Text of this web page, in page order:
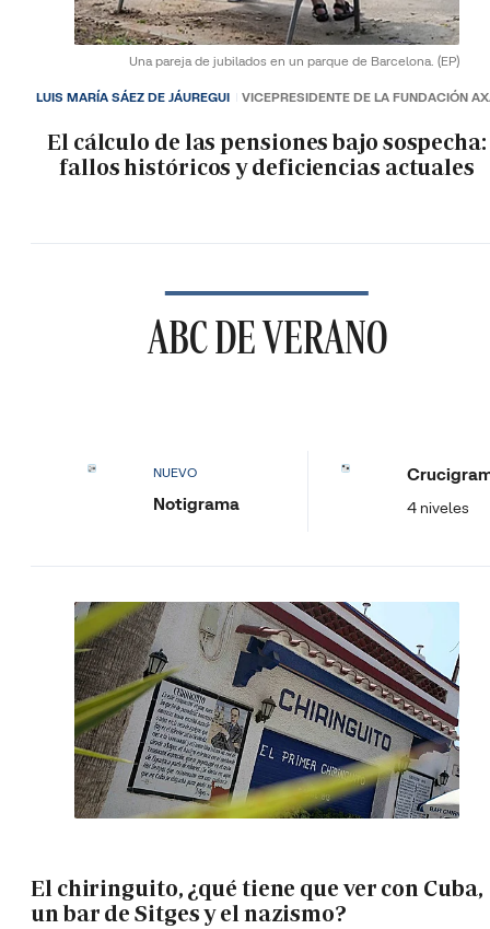
Una pareja de jubilados en un parque de Barcelona. (EP)
El cálculo de las pensiones bajo sospecha:
fallos históricos y deficiencias actuales
LUIS MARÍA SÁEZ DE JÁUREGUI VICEPRESIDENTE DE LA FUNDACIÓN
ABC DE VERANO
NUEVO
Notigrama 4 niveles
El chiringuito, ¿qué tiene que ver con Cuba,
un bar de Sitges y el nazismo?